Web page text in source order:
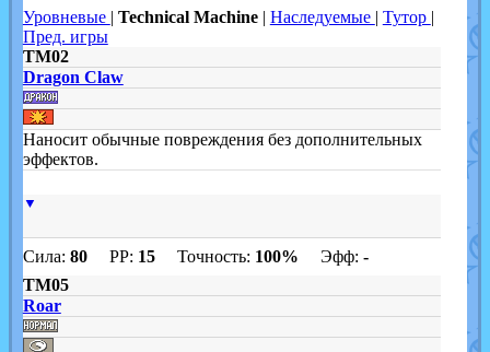
Уровневые | Technical Machine | Наследуемые | Тутор |
Пред. игры
TM02
Dragon Claw
Наносит обычные повреждения без дополнительных
эффектов.
▼
Сила: 80PP: 15Точность: 100% Эфф: -
TM05
Roar